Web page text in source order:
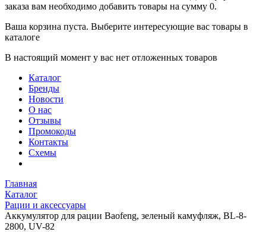
заказа вам необходимо добавить товары на сумму 0.
Ваша корзина пуста. Выберите интересующие вас товары в
каталоге
В настоящий момент у вас нет отложенных товаров
Каталог
Бренды
Новости
О нас
Отзывы
Промокоды
Контакты
Схемы
Главная
Каталог
Рации и аксессуары
Аккумулятор для рации Baofeng, зеленый камуфляж, BL-8-
2800, UV-82